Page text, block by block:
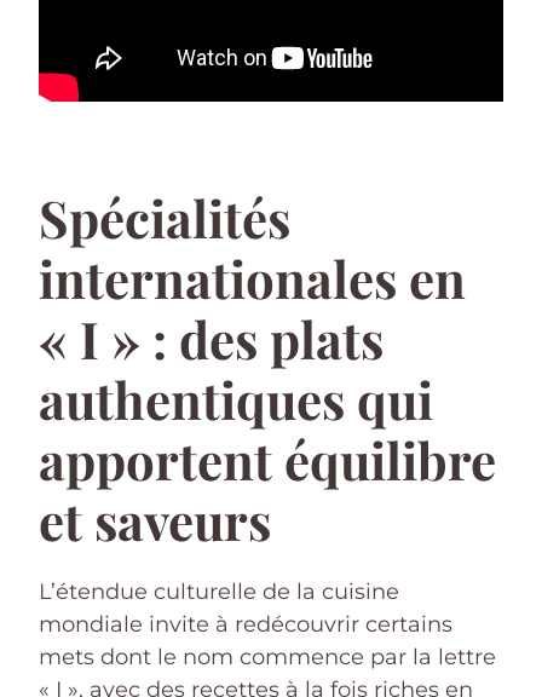
Spécialités
internationales en
« I » : des plats
authentiques qui
apportent équilibre
et saveurs
L’étendue culturelle de la cuisine
mondiale invite à redécouvrir certains
mets dont le nom commence par la lettre
« I », avec des recettes à la fois riches en